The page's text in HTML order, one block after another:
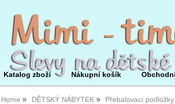
Katalog zboží Nákupní košík
Home DĚTSKÝ NÁBYTEK Přebalovací podložky